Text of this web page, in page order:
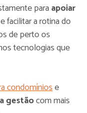
para apoiar
e facilitar a rotina do
de perto os
tecnologias que
condomíniose
gestãocom mais